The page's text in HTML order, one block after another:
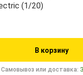
(1/20)
Самовывоз или доставка:
В корзину